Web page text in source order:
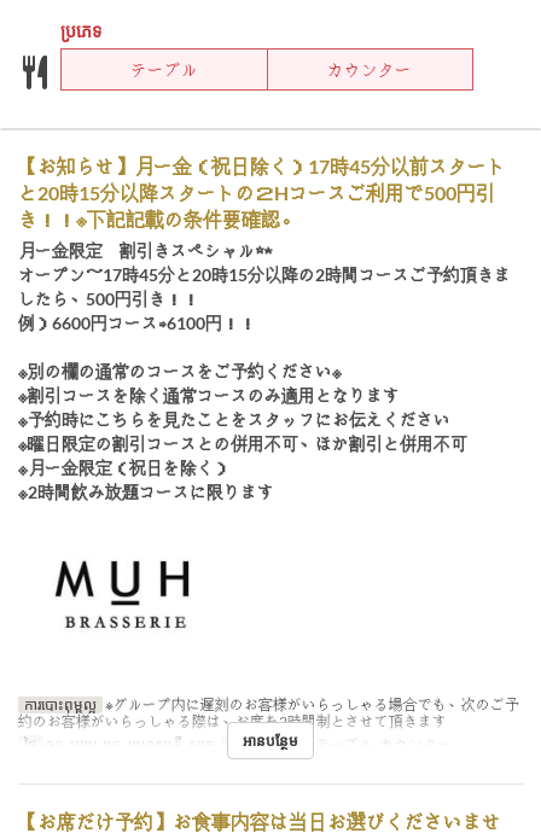
ប្រភេទ
テーブル
カウンター
【お知らせ】月ー金（祝日除く）17時45分以前スタート
と20時15分以降スタートの２Hコースご利用で500円引
き！！※下記記載の条件要確認。
月ー金限定 割引きスペシャル☆★
オープン～17時45分と20時15分以降の2時間コースご予約頂きま
したら、500円引き！！
例）6600円コース⇒6100円！！
※別の欄の通常のコースをご予約ください※
※割引コースを除く通常コースのみ適用となります
※予約時にこちらを見たことをスタッフにお伝えください
※曜日限定の割引コースとの併用不可、ほか割引と併用不可
※月ー金限定（祝日を除く）
※2時間飲み放題コースに限ります
ការបោះពុម្ពល្អ ※グループ内に遅刻のお客様がいらっしゃる場合でも、次のご予
約のお客様がいらっしゃる際は、お席を2時間制とさせて頂きます
ថ្ងៃ
ចន្ទ, អង្គារ, ពុធ, ព្រហស្បតិ៍, សុក្រ ប្រភេទកន្រ្ត័តាំង テーブル, カウンター
អានបន្ថែម
【お席だけ予約】お食事内容は当日お選びくださいませ